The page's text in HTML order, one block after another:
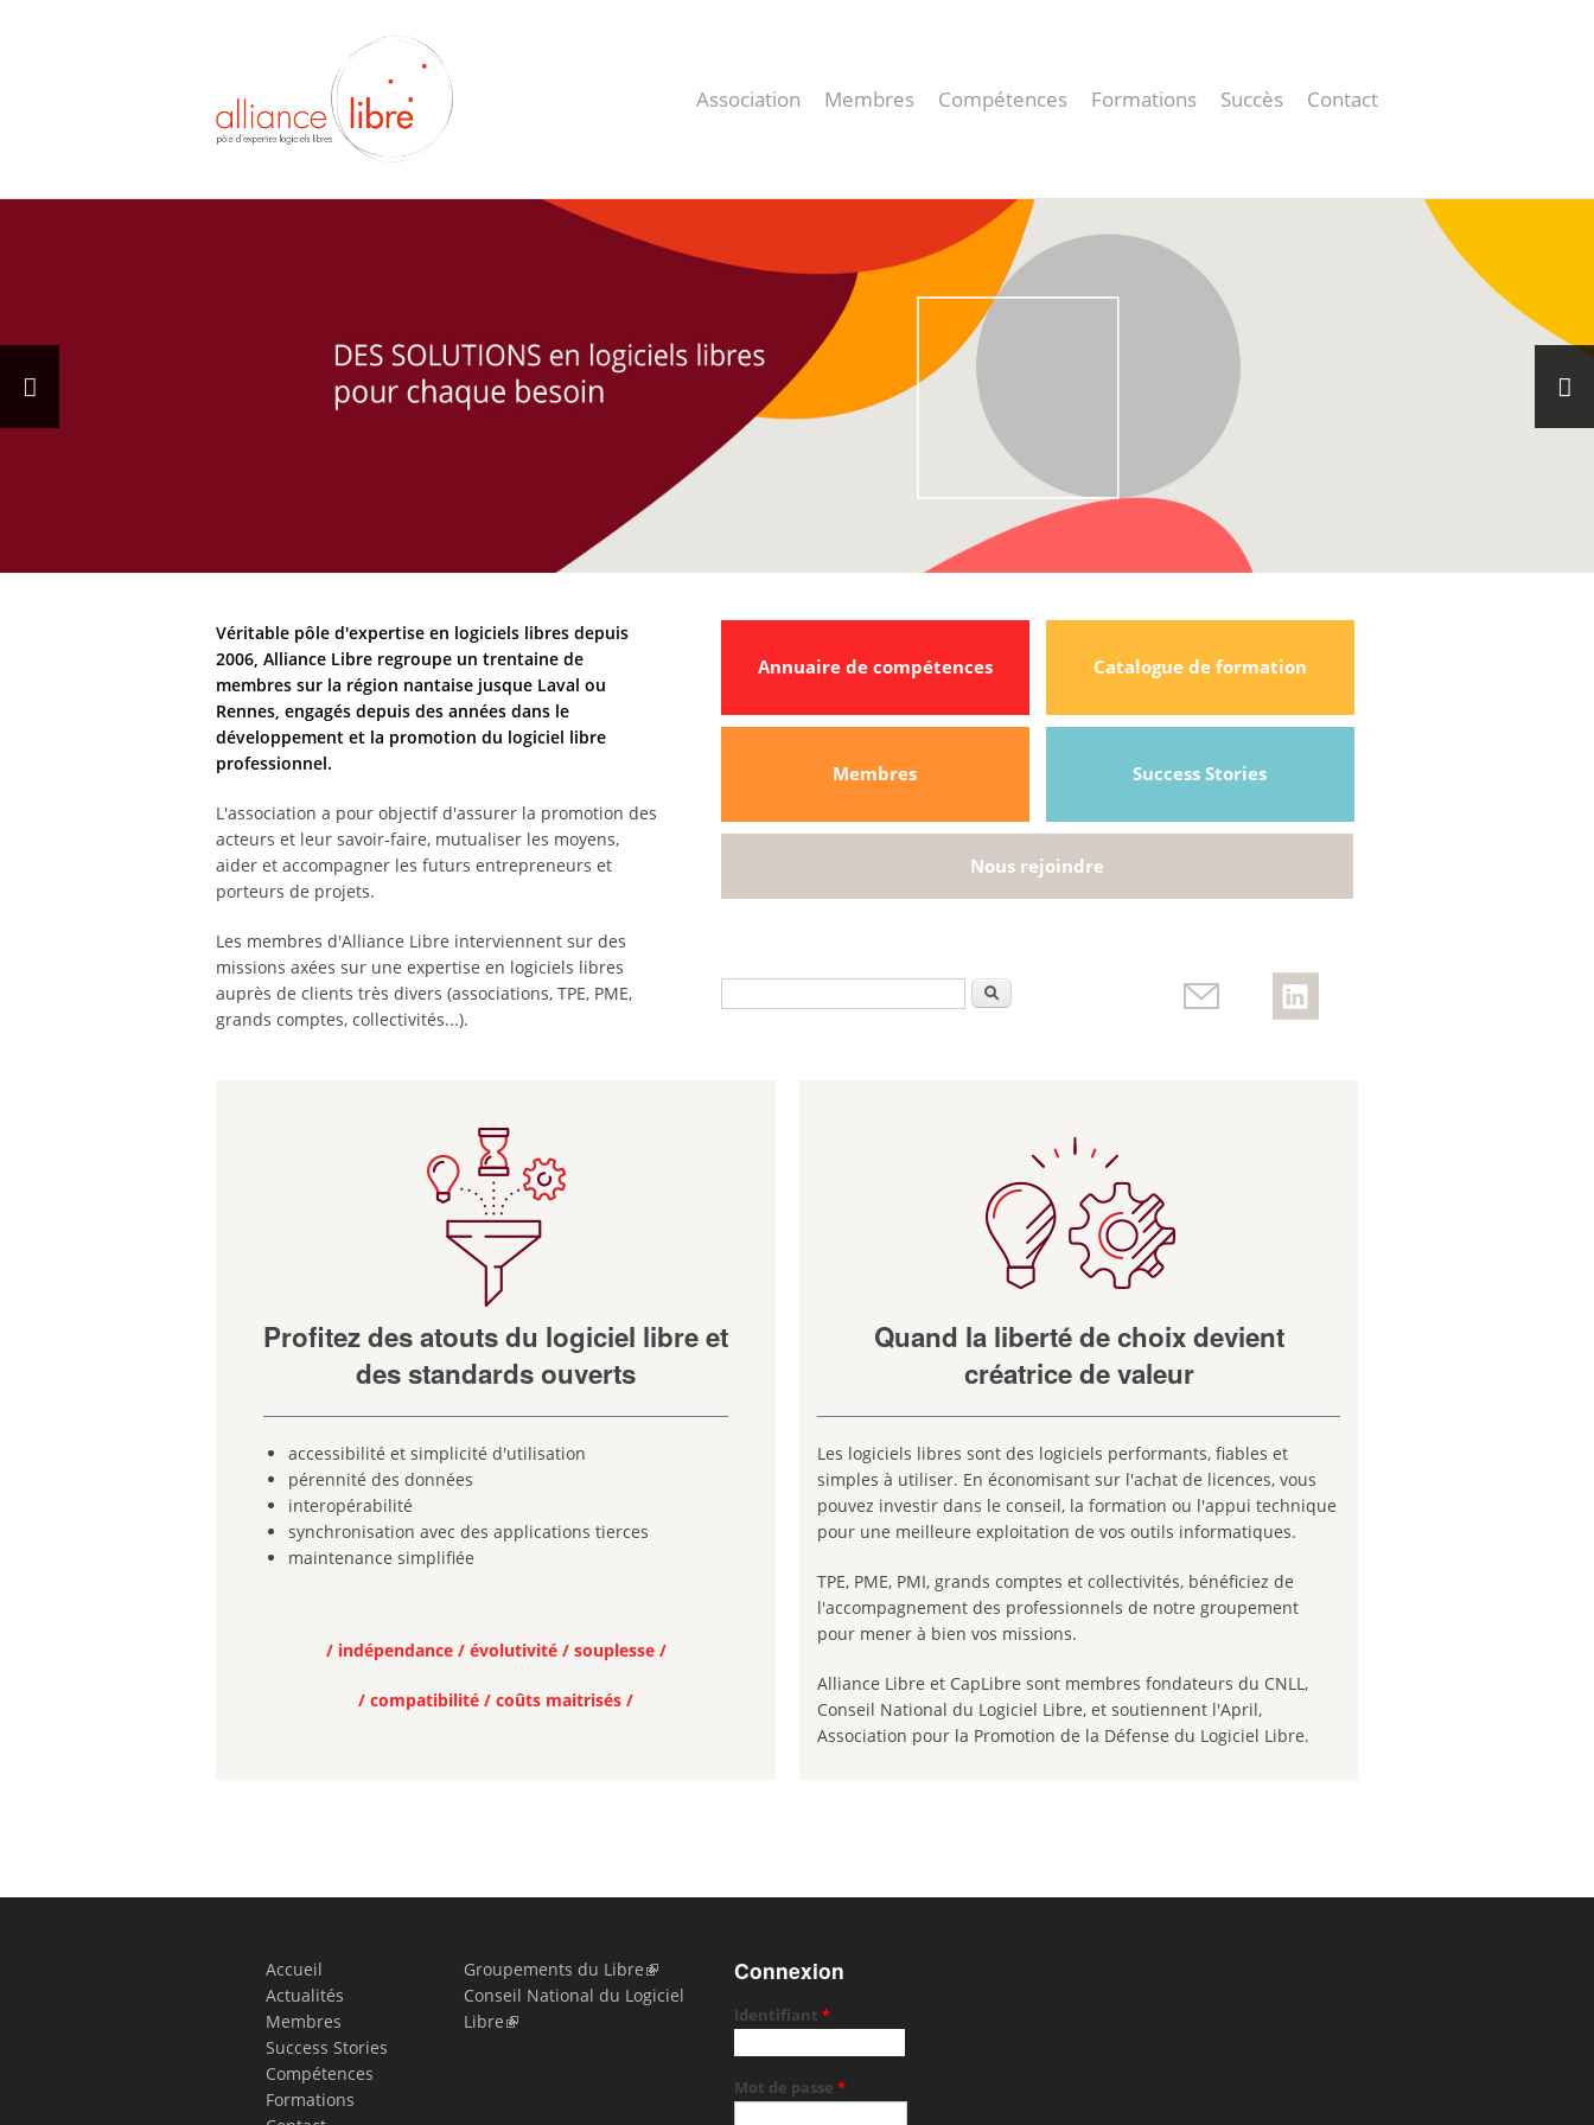
Association Membres Compétences Formations Succès Contact
Véritable pôle d'expertise en logiciels libres depuis
2006, Alliance Libre regroupe un trentaine de
membres sur la région nantaise jusque Laval ou
Rennes, engagés depuis des années dans le
développement et la promotion du logiciel libre
professionnel.
L'association a pour objectif d'assurer la promotion des
acteurs et leur savoir-faire, mutualiser les moyens,
aider et accompagner les futurs entrepreneurs et
porteurs de projets.
Les membres d'Alliance Libre interviennent sur des
missions axées sur une expertise en logiciels libres
auprès de clients très divers (associations, TPE, PME,
grands comptes, collectivités...).
Annuaire de compétences Catalogue de formation
Membres Success Stories
Nous rejoindre
Recherche
Profitez des atouts du logiciel libre et
des standards ouverts
accessibilité et simplicité d'utilisation
pérennité des données
interopérabilité
synchronisation avec des applications tierces
maintenance simplifiée
/ indépendance / évolutivité / souplesse /
/ compatibilité / coûts maitrisés /
Quand la liberté de choix devient
créatrice de valeur
Les logiciels libres sont des logiciels performants, fiables et
simples à utiliser. En économisant sur l'achat de licences, vous
pouvez investir dans le conseil, la formation ou l'appui technique
pour une meilleure exploitation de vos outils informatiques.
TPE, PME, PMI, grands comptes et collectivités, bénéficiez de
l'accompagnement des professionnels de notre groupement
pour mener à bien vos missions.
Alliance Libre et CapLibre sont membres fondateurs du CNLL,
Conseil National du Logiciel Libre, et soutiennent l'April,
Association pour la Promotion de la Défense du Logiciel Libre.
Accueil
Actualités
Membres
Success Stories
Compétences
Formations
Groupements du Libre
Conseil National du Logiciel
Libre
Connexion
Identifiant*
Mot de passe*